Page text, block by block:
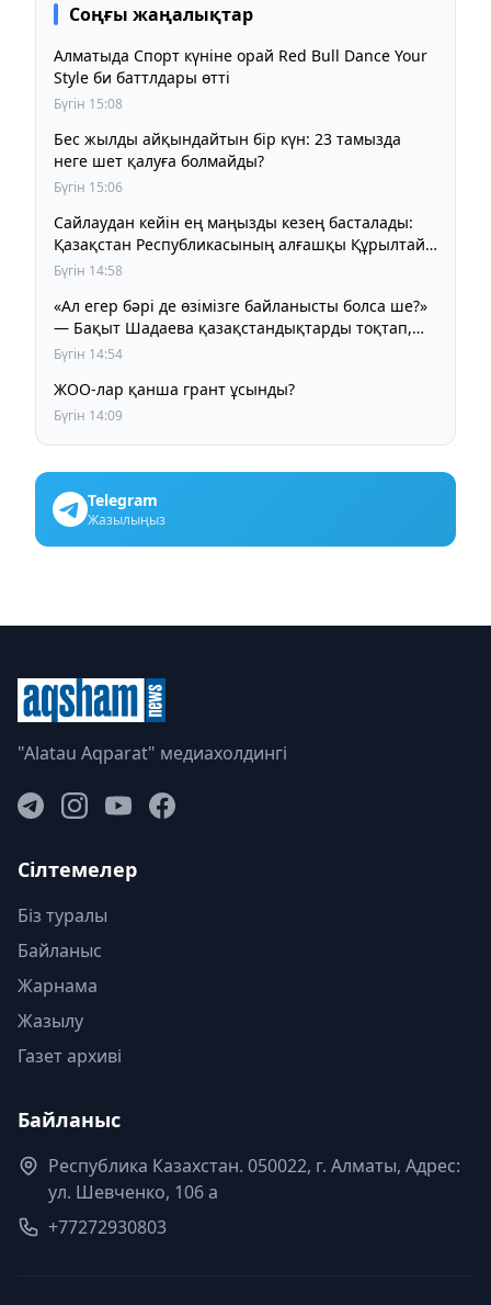
Соңғы жаңалықтар
Алматыда Спорт күніне орай Red Bull Dance Your
Style би баттлдары өтті
Бүгін 15:08
Бес жылды айқындайтын бір күн: 23 тамызда
неге шет қалуға болмайды?
Бүгін 15:06
Сайлаудан кейін ең маңызды кезең басталады:
Қазақстан Республикасының алғашқы Құрылтайы
қалай жұмыс істейді?
Бүгін 14:58
«Ал егер бәрі де өзімізге байланысты болса ше?»
— Бақыт Шадаева қазақстандықтарды тоқтап,
ойлануға шақырды
Бүгін 14:54
ЖОО-лар қанша грант ұсынды?
Бүгін 14:09
Telegram
Жазылыңыз
"Alatau Aqparat" медиахолдингі
Сілтемелер
Біз туралы
Байланыс
Жарнама
Жазылу
Газет архиві
Байланыс
Республика Казахстан. 050022, г. Алматы, Адрес:
ул. Шевченко, 106 а
+77272930803